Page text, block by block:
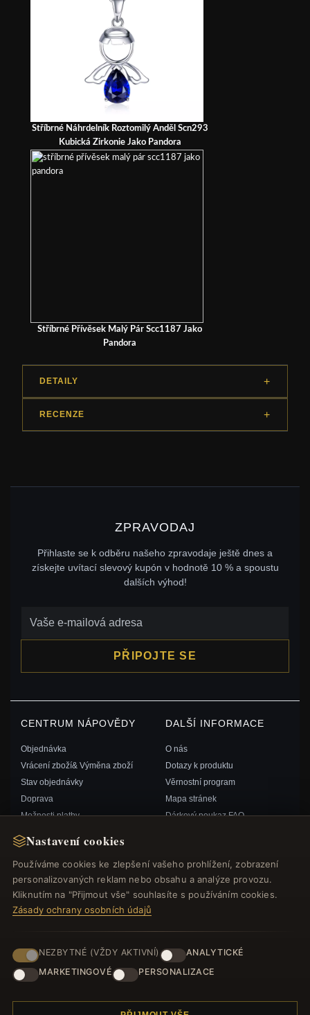
Nastavení cookies
Používáme cookies ke zlepšení vašeho prohlížení, zobrazení
personalizovaných reklam nebo obsahu a analýze provozu.
Kliknutím na "Přijmout vše" souhlasíte s používáním cookies.
Zásady ochrany osobních údajů
NEZBYTNÉ (VŽDY AKTIVNÍ)
ANALYTICKÉ
MARKETINGOVÉ
PERSONALIZACE
Stříbrné Náhrdelník Roztomilý Anděl Scn293
Kubická Zirkonie Jako Pandora
Stříbrné Přívěsek Malý Pár Scc1187 Jako
Pandora
DETAILY
RECENZE
ZPRAVODAJ
Přihlaste se k odběru našeho zpravodaje ještě dnes a
získejte uvítací slevový kupón v hodnotě 10 % a spoustu
dalších výhod!
PŘIPOJTE SE
CENTRUM NÁPOVĚDY
Objednávka
Vrácení zboží& Výměna zboží
Stav objednávky
Doprava
Možnosti platby
Kontaktujte nás
DALŠÍ INFORMACE
O nás
Dotazy k produktu
Věrnostní program
Mapa stránek
Dárkový poukaz FAQ
RYCHLÉ ODKAZY
Nové produkty
Speciální nabídky
Blog
Recenze
Přihlásit se
SLEDUJTE NÁS